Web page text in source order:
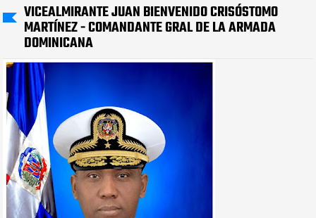
VICEALMIRANTE JUAN BIENVENIDO CRISÓSTOMO
MARTÍNEZ - COMANDANTE GRAL DE LA ARMADA
DOMINICANA